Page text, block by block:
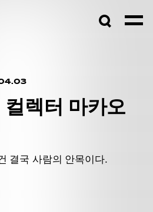
컬렉터 마카오
결국 사람의 안목이다.